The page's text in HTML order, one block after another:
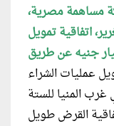
مساهمة مصرية،
اتفاقية تمويل
100 مليون دولار و1.2 مليار جنيه عن طريق
عمليات الشراء
المنيا للستة
القرض طويل